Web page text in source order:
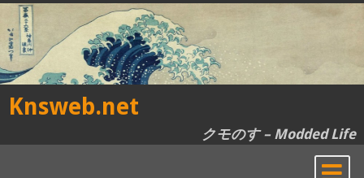
Skip
to
content
Knsweb.net
クモのす – Modded Life